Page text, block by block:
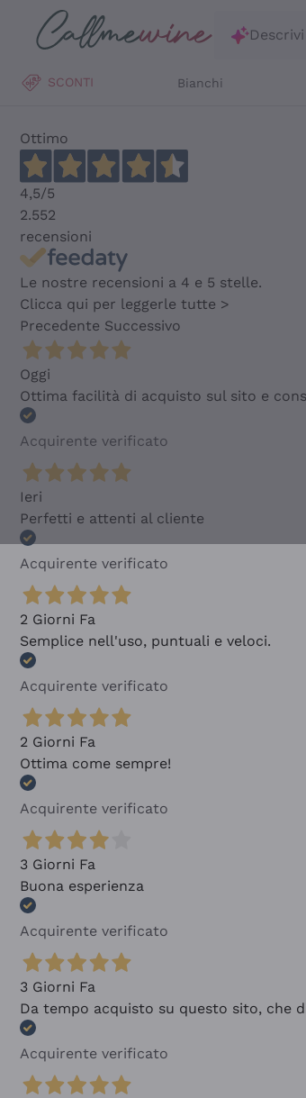
Salta al contenuto principale
SCONTI Bianchi
Ottimo
4,5/5
2.552
recensioni
Le nostre recensioni a 4 e 5 stelle.
Clicca qui per leggerle tutte >
Precedente Successivo
Oggi
Ottima facilità di acquisto sul sito e
Acquirente verificato
Ieri
Perfetti e attenti al cliente
Acquirente verificato
2 Giorni Fa
Semplice nell'uso, puntuali e veloci.
Acquirente verificato
2 Giorni Fa
Ottima come sempre!
Acquirente verificato
3 Giorni Fa
Buona esperienza
Acquirente verificato
3 Giorni Fa
Da tempo acquisto su questo sito, che
Acquirente verificato